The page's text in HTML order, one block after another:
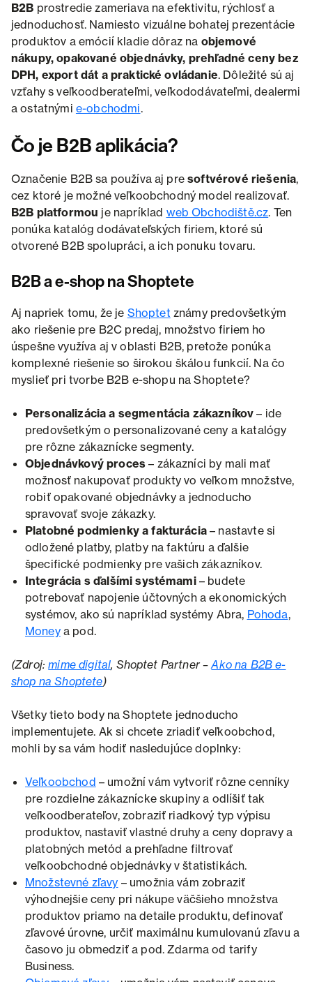
B2B prostredie zameriava na efektivitu, rýchlosť a
jednoduchosť. Namiesto vizuálne bohatej prezentácie
produktov a emócií kladie dôraz na objemové
nákupy, opakované objednávky, prehľadné ceny bez
DPH, export dát a praktické ovládanie. Dôležité sú aj
vzťahy s veľkoodberateľmi, veľkododávateľmi, dealermi
a ostatnými e-obchodmi.
Čo je B2B aplikácia?
Označenie B2B sa používa aj presoftvérové riešenia,
cez ktoré je možné veľkoobchodný model realizovať.
B2B platformou je napríklad web Obchodiště.cz. Ten
ponúka katalóg dodávateľských firiem, ktoré sú
otvorené B2B spolupráci, a ich ponuku tovaru.
B2B a e-shop na Shoptete
Aj napriek tomu, že je Shoptet známy predovšetkým
ako riešenie pre B2C predaj, množstvo firiem ho
úspešne využíva aj v oblasti B2B, pretože ponúka
komplexné riešenie so širokou škálou funkcií. Na čo
myslieť pri tvorbe B2B e-shopu na Shoptete?
Personalizácia a segmentácia zákazníkov – ide
predovšetkým o personalizované ceny a katalógy
pre rôzne zákaznícke segmenty.
Objednávkový proces – zákazníci by mali mať
možnosť nakupovať produkty vo veľkom množstve,
robiť opakované objednávky a jednoducho
spravovať svoje zákazky.
Platobné podmienky a fakturácia– nastavte si
odložené platby, platby na faktúru a ďalšie
špecifické podmienky pre vašich zákazníkov.
Integrácia s ďalšími systémami– budete
potrebovať napojenie účtovných a ekonomických
systémov, ako sú napríklad systémy Abra, Pohoda,
Moneya pod.
(Zdroj:mime digital, Shoptet Partner –Ako na B2B e-
shop na Shoptete)
Všetky tieto body na Shoptete jednoducho
implementujete. Ak si chcete zriadiť veľkoobchod,
mohli by sa vám hodiť nasledujúce doplnky:
Veľkoobchod – umožní vám vytvoriť rôzne cenníky
pre rozdielne zákaznícke skupiny a odlíšiť tak
veľkoodberateľov, zobraziť riadkový typ výpisu
produktov, nastaviť vlastné druhy a ceny dopravy a
platobných metód a prehľadne filtrovať
veľkoobchodné objednávky v štatistikách.
Množstevné zľavy – umožnia vám zobraziť
výhodnejšie ceny pri nákupe väčšieho množstva
produktov priamo na detaile produktu, definovať
zľavové úrovne, určiť maximálnu kumulovanú zľavu a
časovo ju obmedziť a pod. Zdarma od tarify
Business.